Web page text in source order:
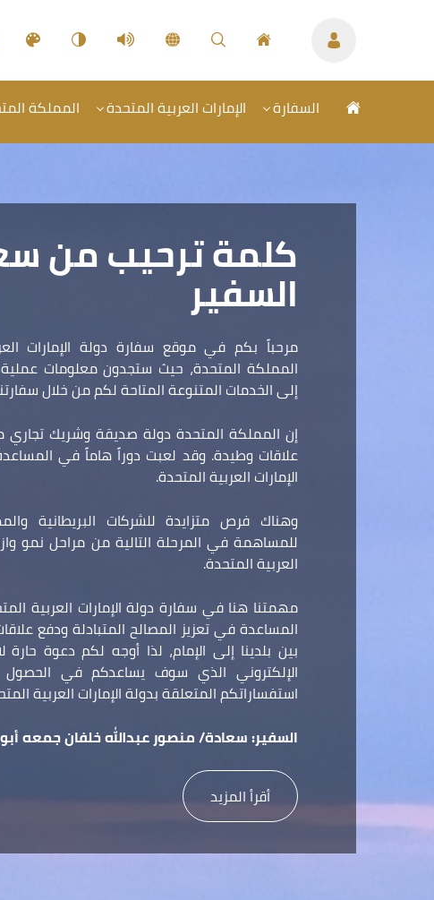
السفارة الإمارات العربية المتحدة المملكة
كلمة ترحيب من
السفير
مرحباً بكم في موقع سفارة دولة الإمارات
المملكة المتحدة، حيث ستجدون معلومات عملية
إلى الخدمات المتنوعة المتاحة لكم من خلال
إن المملكة المتحدة دولة صديقة وشريك تجاري
علاقات وطيدة. وقد لعبت دوراً هاماً في
الإمارات العربية المتحدة.
وهناك فرص متزايدة للشركات البريطانية
للمساهمة في المرحلة التالية من مراحل نمو
العربية المتحدة.
مهمتنا هنا في سفارة دولة الإمارات العربية
المساعدة في تعزيز المصالح المتبادلة ودفع
بين بلدينا إلى الإمام، لذا أوجه لكم دعوة
الإلكتروني الذي سوف يساعدكم في
استفساراتكم المتعلقة بدولة الإمارات العربية
السفير: سعادة/ منصور عبدالله خلفان جمعه
أقرأ المزيد